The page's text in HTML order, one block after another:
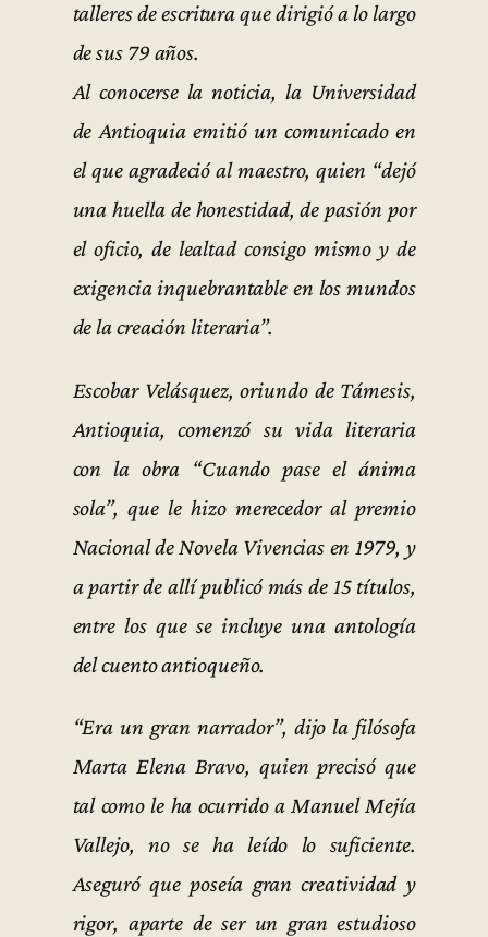
talleres de escritura que dirigió a lo largo
de sus 79 años.
Al conocerse la noticia, la Universidad
de Antioquia emitió un comunicado en
el que agradeció al maestro, quien “dejó
una huella de honestidad, de pasión por
el oficio, de lealtad consigo mismo y de
exigencia inquebrantable en los mundos
de la creación literaria”.
Escobar Velásquez, oriundo de Támesis,
Antioquia, comenzó su vida literaria
con la obra “Cuando pase el ánima
sola”, que le hizo merecedor al premio
Nacional de Novela Vivencias en 1979, y
a partir de allí publicó más de 15 títulos,
entre los que se incluye una antología
del cuento antioqueño.
“Era un gran narrador”, dijo la filósofa
Marta Elena Bravo, quien precisó que
tal como le ha ocurrido a Manuel Mejía
Vallejo, no se ha leído lo suficiente.
Aseguró que poseía gran creatividad y
rigor, aparte de ser un gran estudioso